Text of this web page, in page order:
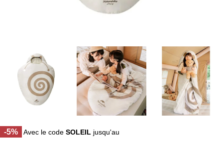
-5% Avec le code SOLEIL jusqu'au